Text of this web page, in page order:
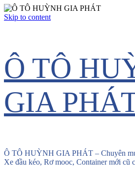
Skip to content
Ô TÔ
GIA
Ô TÔ HUỲNH GIA PHÁT – Chuyên
Xe đầu kéo, Rơ mooc, Container mới cũ